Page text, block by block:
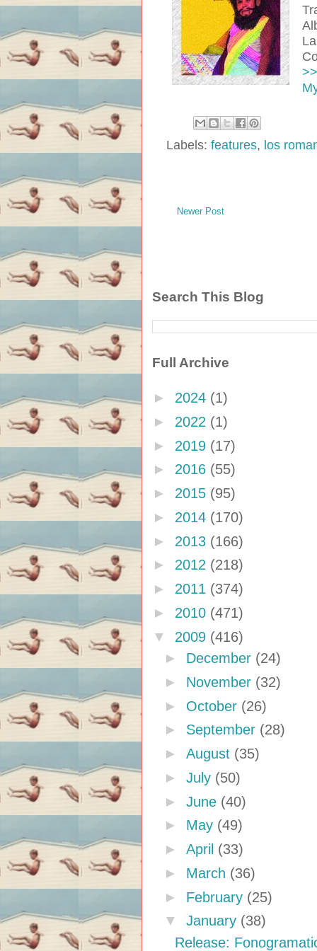
Labels: features, los
Newer Post
Search This Blog
Full Archive
► 2024 (1)
► 2022 (1)
► 2019 (17)
► 2016 (55)
► 2015 (95)
► 2014 (170)
► 2013 (166)
► 2012 (218)
► 2011 (374)
► 2010 (471)
▼ 2009 (416)
► December (24)
► November (32)
► October (26)
► September (28)
► August (35)
► July (50)
► June (40)
► May (49)
► April (33)
► March (36)
► February (25)
▼ January (38)
Release: